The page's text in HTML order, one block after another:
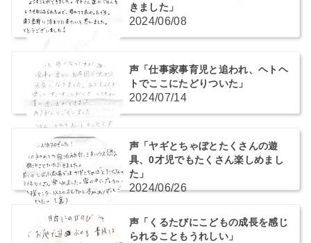
きました」
2024/06/08
声「仕事家事育児と追われ、ヘトヘ
トでここにたどりついた」
2024/07/14
声「ヤギとちゃぼとたくさんの遊
具、0才児でもたくさん楽しめまし
た」
2024/06/26
声「くるたびにこどもの成長を感じ
られることもうれしい」